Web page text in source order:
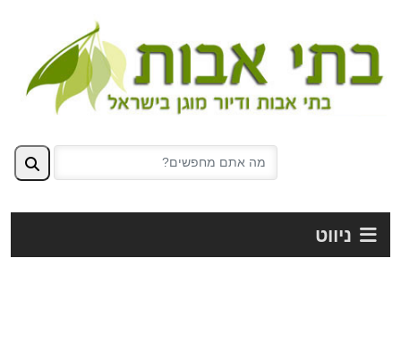
ניווט